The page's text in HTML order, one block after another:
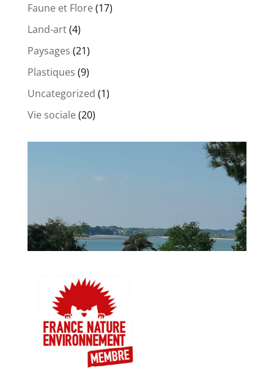
Faune et Flore(17)
Land-art(4)
Paysages (21)
Plastiques (9)
Uncategorized (1)
Vie sociale(20)